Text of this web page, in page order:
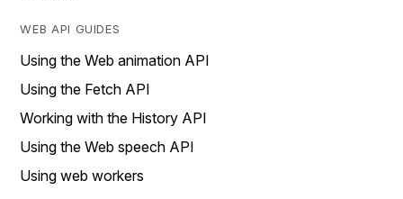
WEB API GUIDES
Using the Web animation API
Using the Fetch API
Working with the History API
Using the Web speech API
Using web workers